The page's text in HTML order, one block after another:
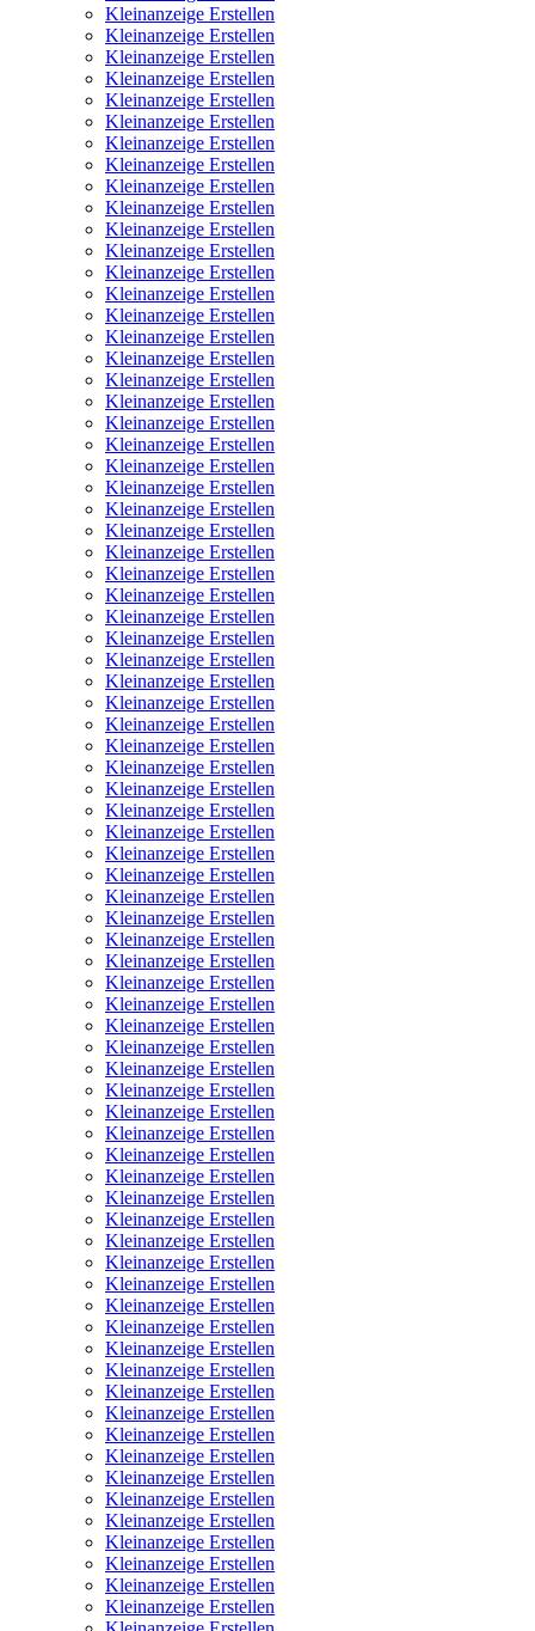
Kleinanzeige Erstellen
Kleinanzeige Erstellen
Kleinanzeige Erstellen
Kleinanzeige Erstellen
Kleinanzeige Erstellen
Kleinanzeige Erstellen
Kleinanzeige Erstellen
Kleinanzeige Erstellen
Kleinanzeige Erstellen
Kleinanzeige Erstellen
Kleinanzeige Erstellen
Kleinanzeige Erstellen
Kleinanzeige Erstellen
Kleinanzeige Erstellen
Kleinanzeige Erstellen
Kleinanzeige Erstellen
Kleinanzeige Erstellen
Kleinanzeige Erstellen
Kleinanzeige Erstellen
Kleinanzeige Erstellen
Kleinanzeige Erstellen
Kleinanzeige Erstellen
Kleinanzeige Erstellen
Kleinanzeige Erstellen
Kleinanzeige Erstellen
Kleinanzeige Erstellen
Kleinanzeige Erstellen
Kleinanzeige Erstellen
Kleinanzeige Erstellen
Kleinanzeige Erstellen
Kleinanzeige Erstellen
Kleinanzeige Erstellen
Kleinanzeige Erstellen
Kleinanzeige Erstellen
Kleinanzeige Erstellen
Kleinanzeige Erstellen
Kleinanzeige Erstellen
Kleinanzeige Erstellen
Kleinanzeige Erstellen
Kleinanzeige Erstellen
Kleinanzeige Erstellen
Kleinanzeige Erstellen
Kleinanzeige Erstellen
Kleinanzeige Erstellen
Kleinanzeige Erstellen
Kleinanzeige Erstellen
Kleinanzeige Erstellen
Kleinanzeige Erstellen
Kleinanzeige Erstellen
Kleinanzeige Erstellen
Kleinanzeige Erstellen
Kleinanzeige Erstellen
Kleinanzeige Erstellen
Kleinanzeige Erstellen
Kleinanzeige Erstellen
Kleinanzeige Erstellen
Kleinanzeige Erstellen
Kleinanzeige Erstellen
Kleinanzeige Erstellen
Kleinanzeige Erstellen
Kleinanzeige Erstellen
Kleinanzeige Erstellen
Kleinanzeige Erstellen
Kleinanzeige Erstellen
Kleinanzeige Erstellen
Kleinanzeige Erstellen
Kleinanzeige Erstellen
Kleinanzeige Erstellen
Kleinanzeige Erstellen
Kleinanzeige Erstellen
Kleinanzeige Erstellen
Kleinanzeige Erstellen
Kleinanzeige Erstellen
Kleinanzeige Erstellen
Kleinanzeige Erstellen